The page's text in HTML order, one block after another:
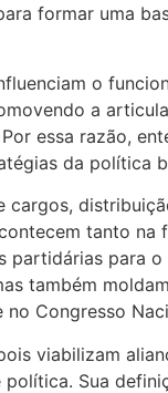
formar uma
o
a
essa razão,
da política
tanto na
partidárias para
também
Congresso
viabilizam
Sua